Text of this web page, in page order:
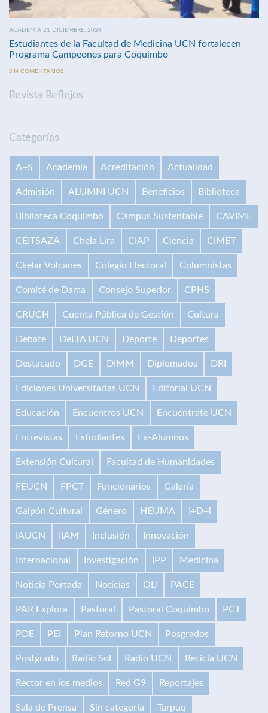
ACADEMIA 21 DICIEMBRE, 2024
Estudiantes de la Facultad de Medicina UCN fortalecen
Programa Campeones para Coquimbo
SIN COMENTARIOS
Revista Reflejos
Categorías
A+S Academia Acreditación Actualidad
Admisión ALUMNI UCN Beneficios Biblioteca
Biblioteca Coquimbo Campus Sustentable CAVIME
CEITSAZA Chela Lira CIAP Ciencia CIMET
Ckelar Volcanes Colegio Electoral Columnistas
Comité de Dama Consejo Superior CPHS
CRUCH Cuenta Pública de Gestión Cultura
Debate DeLTA UCN Deporte Deportes
Destacado DGE DIMM Diplomados DRI
Ediciones Universitarias UCN Editorial UCN
Educación Encuentros UCN Encuéntrate UCN
Entrevistas Estudiantes Ex-Alumnos
Extensión Cultural Facultad de Humanidades
FEUCN FPCT Funcionarios Galería
Galpón Cultural Género HEUMA I+D+i
IAUCN IIAM Inclusión Innovación
Internacional Investigación IPP Medicina
Noticia Portada Noticias OIJ PACE
PAR Explora Pastoral Pastoral Coquimbo PCT
PDE PEI Plan Retorno UCN Posgrados
Postgrado Radio Sol Radio UCN Recicla UCN
Rector en los medios Red G9 Reportajes
Sala de Prensa Sin categoría Tarpuq